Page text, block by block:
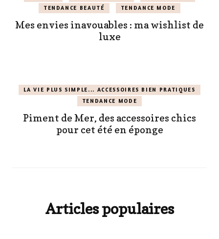
TENDANCE BEAUTÉ
TENDANCE MODE
Mes envies inavouables : ma wishlist de
luxe
LA VIE PLUS SIMPLE... ACCESSOIRES BIEN PRATIQUES
TENDANCE MODE
Piment de Mer, des accessoires chics
pour cet été en éponge
Articles populaires